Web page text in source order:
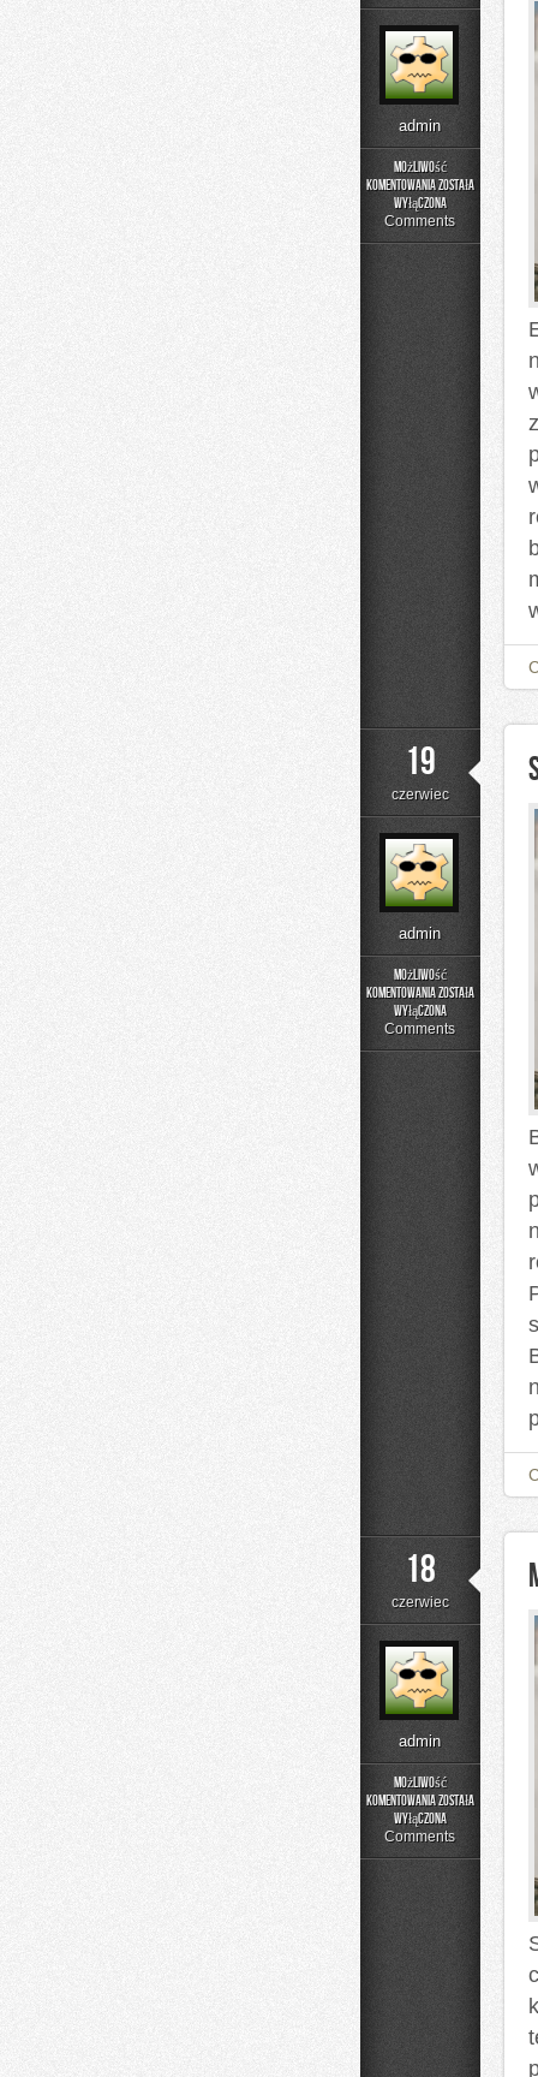
admin
Możliwość
komentowania
Edukacja
Styl
została
wyłączona
Comments
19
czerwiec
admin
Możliwość
komentowania
Składniki
lupą
została
wyłączona
Comments
18
czerwiec
admin
Możliwość
komentowania
Uroda
została
wyłączona
Comments